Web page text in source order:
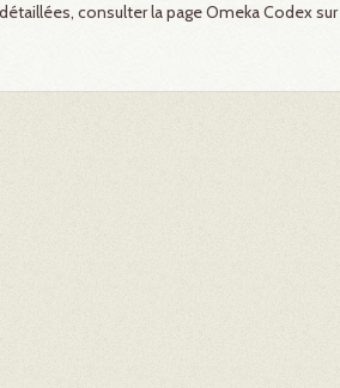
consulter la page Omeka Codex sur